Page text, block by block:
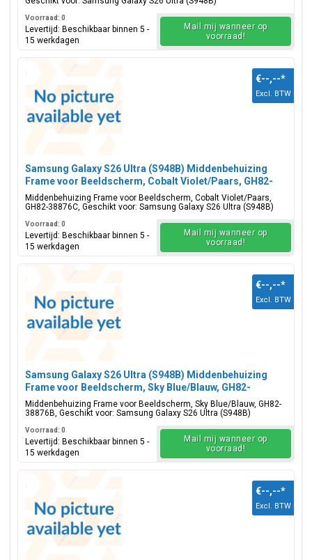
Voorraad: 0
Levertijd: Beschikbaar binnen 5 -
15 werkdagen
Mail mij wanneer op
voorraad!
Samsung Galaxy S26 Ultra (S948B) Middenbehuizing
Frame voor Beeldscherm, Cobalt Violet/Paars, GH82-
38876C
Middenbehuizing Frame voor Beeldscherm, Cobalt Violet/Paars,
GH82-38876C, Geschikt voor: Samsung Galaxy S26 Ultra (S948B)
€--,--*
Excl. BTW
Voorraad: 0
Levertijd: Beschikbaar binnen 5 -
15 werkdagen
Mail mij wanneer op
voorraad!
Samsung Galaxy S26 Ultra (S948B) Middenbehuizing
Frame voor Beeldscherm, Sky Blue/Blauw, GH82-
38876B
Middenbehuizing Frame voor Beeldscherm, Sky Blue/Blauw, GH82-
38876B, Geschikt voor: Samsung Galaxy S26 Ultra (S948B)
€--,--*
Excl. BTW
Voorraad: 0
Levertijd: Beschikbaar binnen 5 -
15 werkdagen
Mail mij wanneer op
voorraad!
€--,--*
Excl. BTW